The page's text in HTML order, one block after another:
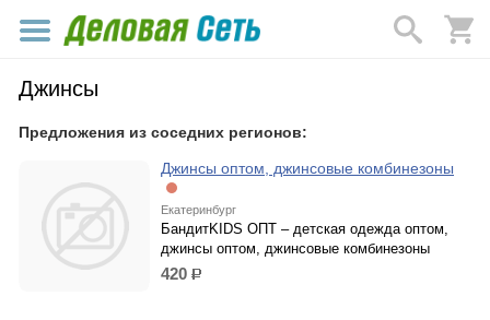
Джинсы
Предложения из соседних регионов:
Джинсы оптом, джинсовые комбинезоны
Екатеринбург
БандитKIDS ОПТ – детская одежда оптом,
джинсы оптом, джинсовые комбинезоны
420 р.